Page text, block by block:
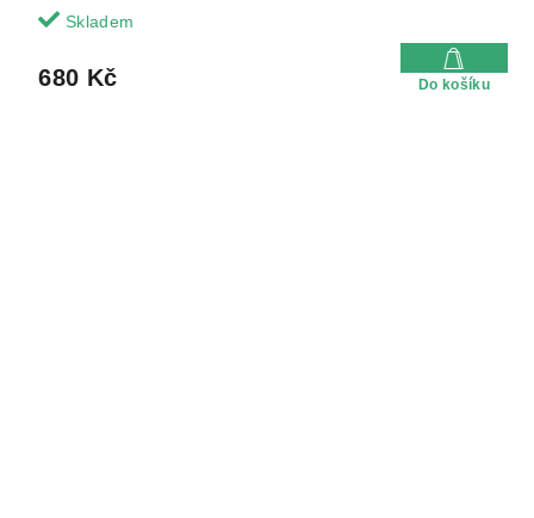
Skladem
680 Kč Do košíku